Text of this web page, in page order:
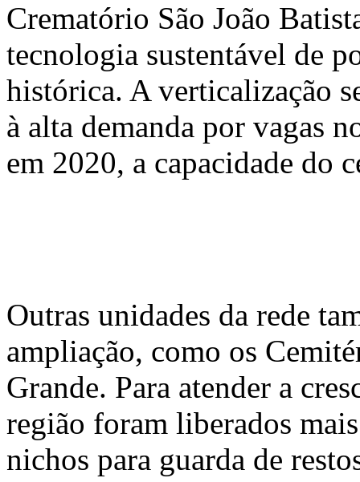
Crematório São João
tecnologia sustentável de
histórica. A verticalização
à alta demanda por vagas
em 2020, a capacidade do
Outras unidades da rede
ampliação, como os
Grande. Para atender a
região foram liberados
nichos para guarda de